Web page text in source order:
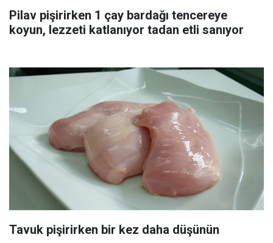
Pilav pişirirken 1 çay bardağı tencereye
koyun, lezzeti katlanıyor tadan etli sanıyor
Tavuk pişirirken bir kez daha düşünün